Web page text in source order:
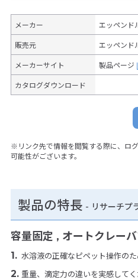
メーカー エッペンド
販売元 エッペンド
メーカーサイト 製品ページ
カタログダウンロード
※リンク先で情報を閲覧する際に、ロ
可能性がございます。
製品の特長 - リサーチプ
容量固定 , オートクレー
水溶液の正確なピペット操作の
重量、滴定力の違いを実感して